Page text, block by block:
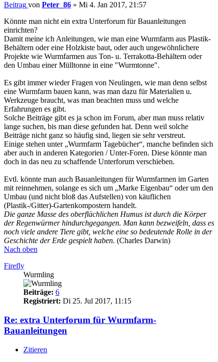
Beitrag von Peter_86 » Mi 4. Jan 2017, 21:57
Könnte man nicht ein extra Unterforum für Bauanleitungen
einrichten?
Damit meine ich Anleitungen, wie man eine Wurmfarm aus Plastik-
Behältern oder eine Holzkiste baut, oder auch ungewöhnlichere
Projekte wie Wurmfarmen aus Ton- u. Terrakotta-Behältern oder
den Umbau einer Mülltonne in eine "Wurmtonne".
Es gibt immer wieder Fragen von Neulingen, wie man denn selbst
eine Wurmfarm bauen kann, was man dazu für Materialien u.
Werkzeuge braucht, was man beachten muss und welche
Erfahrungen es gibt.
Solche Beiträge gibt es ja schon im Forum, aber man muss relativ
lange suchen, bis man diese gefunden hat. Denn weil solche
Beiträge nicht ganz so häufig sind, liegen sie sehr verstreut.
Einige stehen unter „Wurmfarm Tagebücher“, manche befinden sich
aber auch in anderen Kategorien / Unter-Foren. Diese könnte man
doch in das neu zu schaffende Unterforum verschieben.
Evtl. könnte man auch Bauanleitungen für Wurmfarmen im Garten
mit reinnehmen, solange es sich um „Marke Eigenbau“ oder um den
Umbau (und nicht bloß das Aufstellen) von käuflichen
(Plastik-/Gitter)-Gartenkompostern handelt.
Die ganze Masse des oberflächlichen Humus ist durch die Körper
der Regenwürmer hindurchgegangen. Man kann bezweifeln, dass es
noch viele andere Tiere gibt, welche eine so bedeutende Rolle in der
Geschichte der Erde gespielt haben. (Charles Darwin)
Nach oben
Firefly
Wurmling
Beiträge: 6
Registriert: Di 25. Jul 2017, 11:15
Re: extra Unterforum für Wurmfarm-
Bauanleitungen
Zitieren